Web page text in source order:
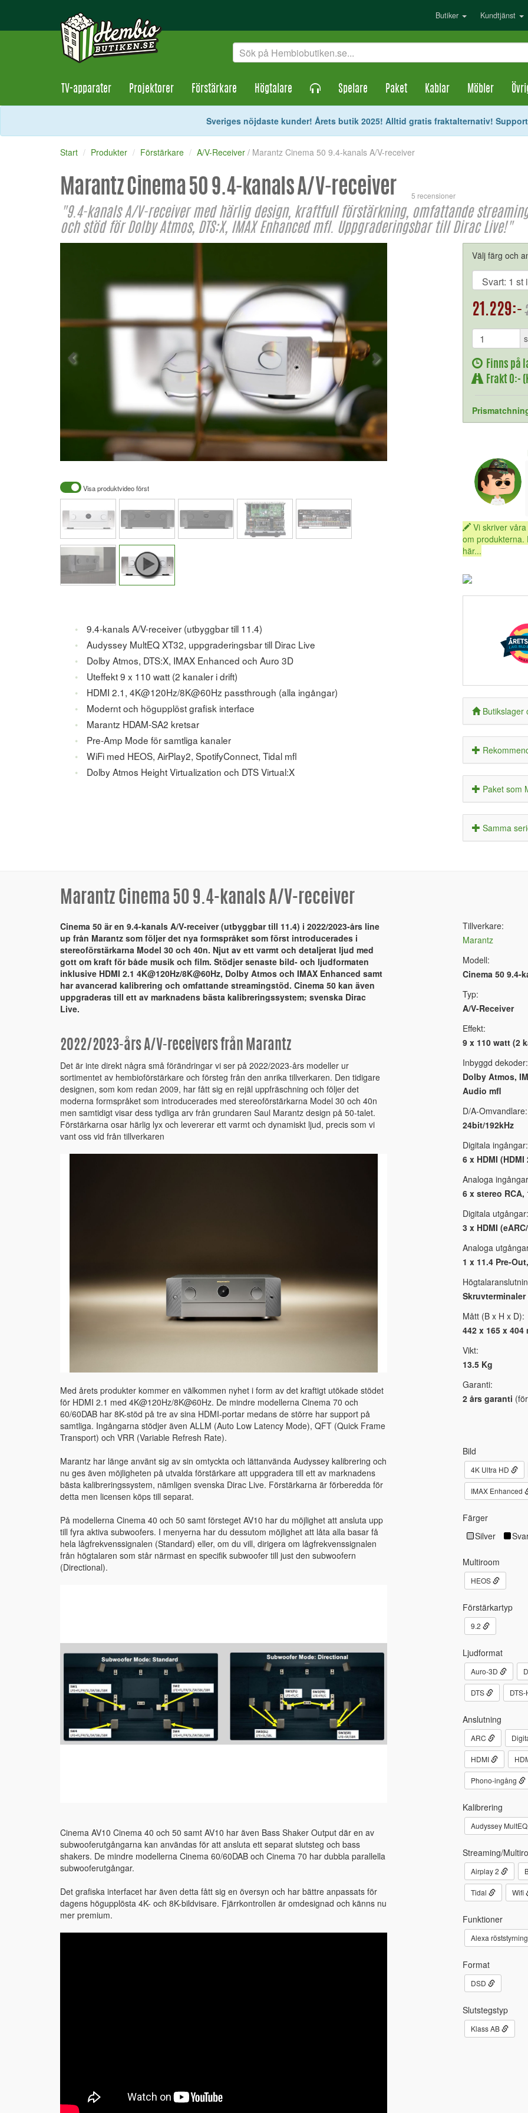
Butiker Kundtjänst
TV-apparater Projektorer Förstärkare Högtalare Spelare Paket Kablar Möbler
Sveriges nöjdaste kunder! Årets butik 2025! Alltid gratis fraktalternativ!
Start Produkter Förstärkare A/V-Receiver / Marantz Cinema 50 9.4-kanals A/V-receiver
Marantz Cinema 50 9.4-kanals A/V-receiver 5 recensioner
"9.4-kanals A/V-receiver med härlig design, kraftfull förstärkning, omfattande
och stöd för Dolby Atmos, DTS:X, IMAX Enhanced mfl. Uppgraderingsbar till Dirac Live!"
Visa produktvideo först
9.4-kanals A/V-receiver (utbyggbar till 11.4)
Audyssey MultEQ XT32, uppgraderingsbar till Dirac Live
Dolby Atmos, DTS:X, IMAX Enhanced och Auro 3D
Uteffekt 9 x 110 watt (2 kanaler i drift)
HDMI 2.1, 4K@120Hz/8K@60Hz passthrough (alla ingångar)
Modernt och högupplöst grafisk interface
Marantz HDAM-SA2 kretsar
Pre-Amp Mode för samtliga kanaler
WiFi med HEOS, AirPlay2, SpotifyConnect, Tidal mfl
Dolby Atmos Height Virtualization och DTS Virtual:X
Välj färg och
21.229:-
Finns på
Frakt 0:-
Vi skriver våra
om produkterna.
här...
Butikslager
Paket som
Samma
Marantz Cinema 50 9.4-kanals A/V-receiver
Cinema 50 är en 9.4-kanals A/V-receiver (utbyggbar till 11.4) i 2022/2023-års line
up från Marantz som följer det nya formspråket som först introducerades i
stereoförstärkarna Model 30 och 40n. Njut av ett varmt och detaljerat ljud med
gott om kraft för både musik och film. Stödjer senaste bild- och ljudformaten
inklusive HDMI 2.1 4K@120Hz/8K@60Hz, Dolby Atmos och IMAX Enhanced samt
har avancerad kalibrering och omfattande streamingstöd. Cinema 50 kan även
uppgraderas till ett av marknadens bästa kalibreringssystem; svenska Dirac
Live.
2022/2023-års A/V-receivers från Marantz
Det är inte direkt några små förändringar vi ser på 2022/2023-års modeller ur
sortimentet av hembioförstärkare och försteg från den anrika tillverkaren. Den tidigare
designen, som kom redan 2009, har fått sig en rejäl uppfräschning och följer det
moderna formspråket som introducerades med stereoförstärkarna Model 30 och 40n
men samtidigt visar dess tydliga arv från grundaren Saul Marantz design på 50-talet.
Förstärkarna osar härlig lyx och levererar ett varmt och dynamiskt ljud, precis som vi
vant oss vid från tillverkaren
Med årets produkter kommer en välkommen nyhet i form av det kraftigt utökade stödet
för HDMI 2.1 med 4K@120Hz/8K@60Hz. De mindre modellerna Cinema 70 och
60/60DAB har 8K-stöd på tre av sina HDMI-portar medans de större har support på
samtliga. Ingångarna stödjer även ALLM (Auto Low Latency Mode), QFT (Quick Frame
Transport) och VRR (Variable Refresh Rate).
Marantz har länge använt sig av sin omtyckta och lättanvända Audyssey kalibrering och
nu ges även möjligheten på utvalda förstärkare att uppgradera till ett av marknadens
bästa kalibreringssystem, nämligen svenska Dirac Live. Förstärkarna är förberedda för
detta men licensen köps till separat.
På modellerna Cinema 40 och 50 samt försteget AV10 har du möjlighet att ansluta upp
till fyra aktiva subwoofers. I menyerna har du dessutom möjlighet att låta alla basar få
hela lågfrekvenssignalen (Standard) eller, om du vill, dirigera om lågfrekvenssignalen
från högtalaren som står närmast en specifik subwoofer till just den subwoofern
(Directional).
Cinema AV10 Cinema 40 och 50 samt AV10 har även Bass Shaker Output där en av
subwooferutgångarna kan användas för att ansluta ett separat slutsteg och bass
shakers. De mindre modellerna Cinema 60/60DAB och Cinema 70 har dubbla parallella
subwooferutgångar.
Det grafiska interfacet har även detta fått sig en översyn och har bättre anpassats för
dagens högupplösta 4K- och 8K-bildvisare. Fjärrkontrollen är omdesignad och känns nu
mer premium.
Tillverkare:
Marantz
Modell:
Cinema 50 9.4-
Typ:
A/V-Receiver
Effekt:
9 x 110 watt (2
Inbyggd dekoder:
Dolby Atmos,
Audio mfl
D/A-Omvandlare:
24bit/192kHz
Digitala ingångar:
6 x HDMI
Analoga
6 x stereo
Digitala utgångar:
3 x HDMI
Analoga
1 x 11.4 Pre-
Mått (B x H x D):
442 x 165 x 404
Vikt:
13.5 Kg
Garanti:
2 års garanti
Bild
4K Ultra HD
IMAX Enhanced
Färger
Silver
Multiroom
HEOS
Förstärkartyp
9.2
Ljudformat
Auro-3D
DTS
Anslutning
ARC
HDMI
Phono-ingång
Kalibrering
Audyssey
Streaming/
Airplay 2
Tidal Wifi
Funktioner
Alexa röststyrning
Format
DSD
Slutstegstyp
Klass AB